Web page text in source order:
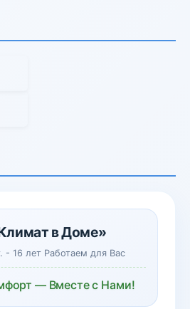
в Доме»
- 16 лет Работаем для Вас
— Вместе с Нами!